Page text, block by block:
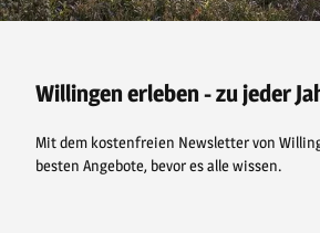
a
c
o
k
i
n
e
s
o
u
e
n
s
r
a
Willingen erleben - zu jeder
Mit dem kostenfreien Newsletter von
besten Angebote, bevor es alle wissen.